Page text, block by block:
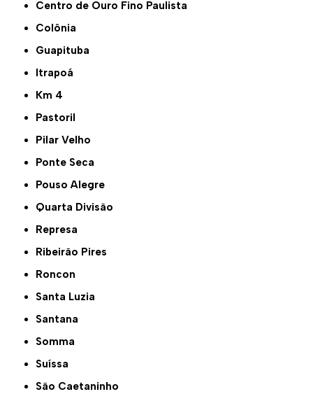
Centro de Ouro Fino Paulista
Colônia
Guapituba
Itrapoá
Km 4
Pastoril
Pilar Velho
Ponte Seca
Pouso Alegre
Quarta Divisão
Represa
Ribeirão Pires
Roncon
Santa Luzia
Santana
Somma
Suíssa
São Caetaninho